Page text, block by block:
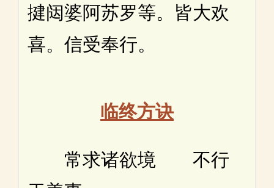
揵闼婆阿苏罗等。皆大欢
喜。信受奉行。
临终方诀
常求诸欲境 不行